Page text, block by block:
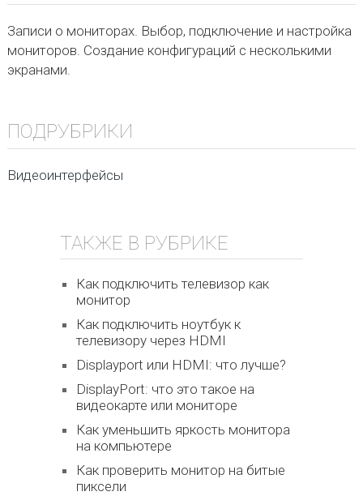
Записи о мониторах. Выбор, подключение и настройка
мониторов. Создание конфигураций с несколькими
экранами.
ПОДРУБРИКИ
Видеоинтерфейсы
ТАКЖЕ В РУБРИКЕ
Как подключить телевизор как
монитор
Как подключить ноутбук к
телевизору через HDMI
Displayport или HDMI: что лучше?
DisplayPort: что это такое на
видеокарте или мониторе
Как уменьшить яркость монитора
на компьютере
Как проверить монитор на битые
пиксели